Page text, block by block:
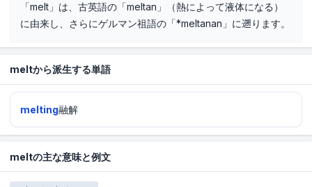
「melt」は、古英語の「meltan」（熱によって液体になる）
に由来し、さらにゲルマン祖語の「*meltanan」に遡ります。
meltから派生する単語
melting融解
meltの主な意味と例文